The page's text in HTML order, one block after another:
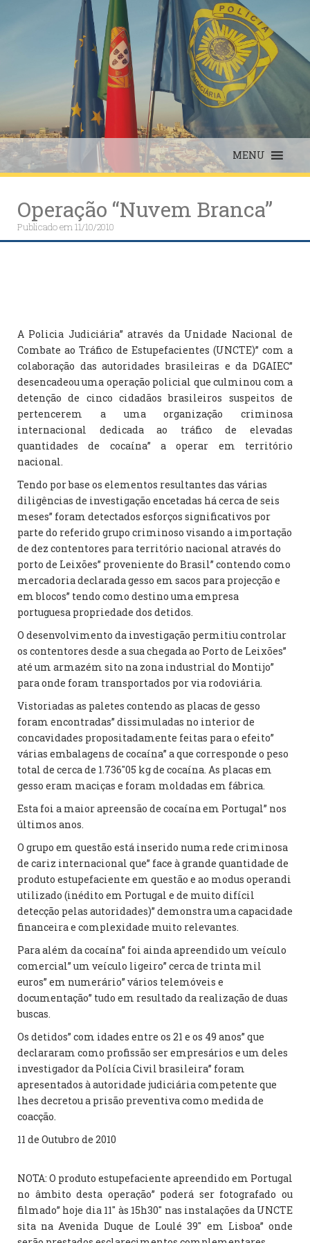
MENU
Operação “Nuvem Branca”
Publicado em11/10/2010
A Policia Judiciária” através da Unidade Nacional de
Combate ao Tráfico de Estupefacientes (UNCTE)” com a
colaboração das autoridades brasileiras e da DGAIEC”
desencadeou uma operação policial que culminou com a
detenção de cinco cidadãos brasileiros suspeitos de
pertencerem a uma organização criminosa
internacional dedicada ao tráfico de elevadas
quantidades de cocaína” a operar em território
nacional.
Tendo por base os elementos resultantes das várias
diligências de investigação encetadas há cerca de seis
meses” foram detectados esforços significativos por
parte do referido grupo criminoso visando a importação
de dez contentores para território nacional através do
porto de Leixões” proveniente do Brasil” contendo como
mercadoria declarada gesso em sacos para projecção e
em blocos” tendo como destino uma empresa
portuguesa propriedade dos detidos.
O desenvolvimento da investigação permitiu controlar
os contentores desde a sua chegada ao Porto de Leixões”
até um armazém sito na zona industrial do Montijo”
para onde foram transportados por via rodoviária.
Vistoriadas as paletes contendo as placas de gesso
foram encontradas” dissimuladas no interior de
concavidades propositadamente feitas para o efeito”
várias embalagens de cocaína” a que corresponde o peso
total de cerca de 1.736″05 kg de cocaína. As placas em
gesso eram maciças e foram moldadas em fábrica.
Esta foi a maior apreensão de cocaína em Portugal” nos
últimos anos.
O grupo em questão está inserido numa rede criminosa
de cariz internacional que” face à grande quantidade de
produto estupefaciente em questão e ao modus operandi
utilizado (inédito em Portugal e de muito difícil
detecção pelas autoridades)” demonstra uma capacidade
financeira e complexidade muito relevantes.
Para além da cocaína” foi ainda apreendido um veículo
comercial” um veículo ligeiro” cerca de trinta mil
euros” em numerário” vários telemóveis e
documentação” tudo em resultado da realização de duas
buscas.
Os detidos” com idades entre os 21 e os 49 anos” que
declararam como profissão ser empresários e um deles
investigador da Polícia Civil brasileira” foram
apresentados à autoridade judiciária competente que
lhes decretou a prisão preventiva como medida de
coacção.
11 de Outubro de 2010
NOTA: O produto estupefaciente apreendido em Portugal
no âmbito desta operação” poderá ser fotografado ou
filmado” hoje dia 11″ às 15h30″ nas instalações da UNCTE
sita na Avenida Duque de Loulé 39″ em Lisboa” onde